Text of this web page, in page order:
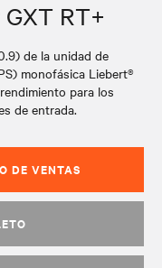
RT+
de la unidad de
monofásica Liebert®
para los
de entrada.
DE VENTAS